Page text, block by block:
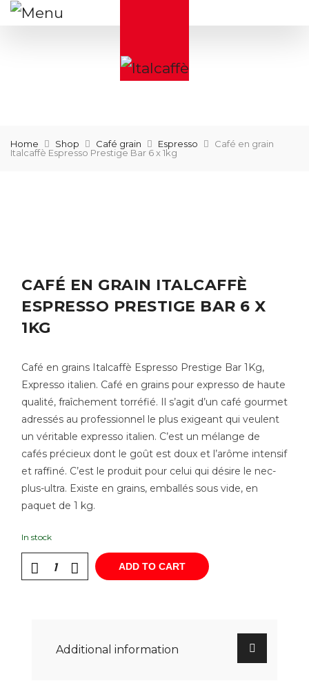
Home Shop Café grain Espresso
Café en grain
Italcaffè Espresso Prestige Bar 6 x 1kg
CAFÉ EN GRAIN ITALCAFFÈ
ESPRESSO PRESTIGE BAR 6 X
1KG
Café en grains Italcaffè Espresso Prestige Bar 1Kg,
Expresso italien. Café en grains pour expresso de haute
qualité, fraîchement torréfié. Il s’agit d’un café gourmet
adressés au professionnel le plus exigeant qui veulent
un véritable expresso italien. C’est un mélange de
cafés précieux dont le goût est doux et l’arôme intensif
et raffiné. C’est le produit pour celui qui désire le nec-
plus-ultra. Existe en grains, emballés sous vide, en
paquet de 1 kg.
In stock
ADD TO CART
Additional information